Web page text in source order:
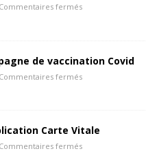
Commentaires fermés
de vaccination Covid
Commentaires fermés
Carte Vitale
Commentaires fermés